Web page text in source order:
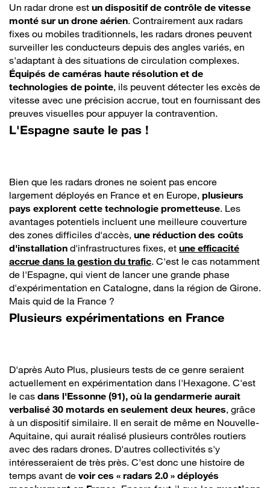
Un radar drone est un dispositif de contrôle de vitesse
monté sur un drone aérien. Contrairement aux radars
fixes ou mobiles traditionnels, les radars drones peuvent
surveiller les conducteurs depuis des angles variés, en
s'adaptant à des situations de circulation complexes.
Équipés de caméras haute résolution et de
technologies de pointe, ils peuvent détecter les excès de
vitesse avec une précision accrue, tout en fournissant des
preuves visuelles pour appuyer la contravention.
L'Espagne saute le pas !
Bien que les radars drones ne soient pas encore
largement déployés en France et en Europe, plusieurs
pays explorent cette technologie prometteuse. Les
avantages potentiels incluent une meilleure couverture
des zones difficiles d'accès, une réduction des coûts
d'installation d'infrastructures fixes, et une efficacité
accrue dans la gestion du trafic. C'est le cas notamment
de l'Espagne, qui vient de lancer une grande phase
d'expérimentation en Catalogne, dans la région de Girone.
Mais quid de la France ?
Plusieurs expérimentations en France
D'après Auto Plus, plusieurs tests de ce genre seraient
actuellement en expérimentation dans l'Hexagone. C'est
le cas dans l'Essonne (91), où la gendarmerie aurait
verbalisé 30 motards en seulement deux heures, grâce
à un dispositif similaire. Il en serait de même en Nouvelle-
Aquitaine, qui aurait réalisé plusieurs contrôles routiers
avec des radars drones. D'autres collectivités s'y
intéresseraient de très près. C'est donc une histoire de
temps avant de voir ces « radars 2.0 » déployés